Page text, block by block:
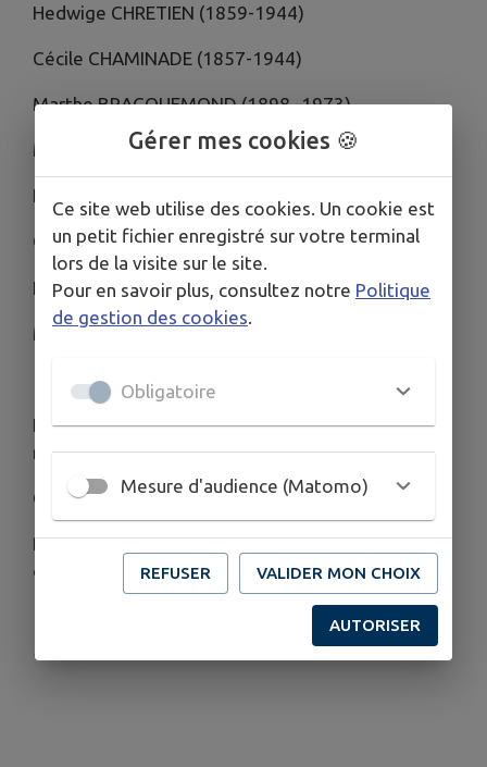
Hedwige CHRETIEN (1859-1944)
Cécile CHAMINADE (1857-1944)
Marthe BRACQUEMOND (1898 -1973)
Marcelle SOULAGE (1894-1970)
Louise FARRENC (1804-1875)
Claude ARRIEU (1903-1990)
Elsa BARRAINE (1910 - 1999)
Mel BONIS (1858-1937)
Entrée: 15€, 5€ (12-17 ans), gratuite pour les
moins de 12 ans
Cocktail corrézien offert après le concert
Réservation:concert.aux.champs@gmail.com
ou tél: 06.77.03.7350
Gérer mes cookies 🍪
Ce site web utilise des cookies. Un cookie est
un petit fichier enregistré sur votre terminal
lors de la visite sur le site.
Pour en savoir plus, consultez notre Politique
de gestion des cookies
Obligatoire
Mesure d'audience (Matomo)
REFUSER VALIDER MON CHOIX
AUTORISER